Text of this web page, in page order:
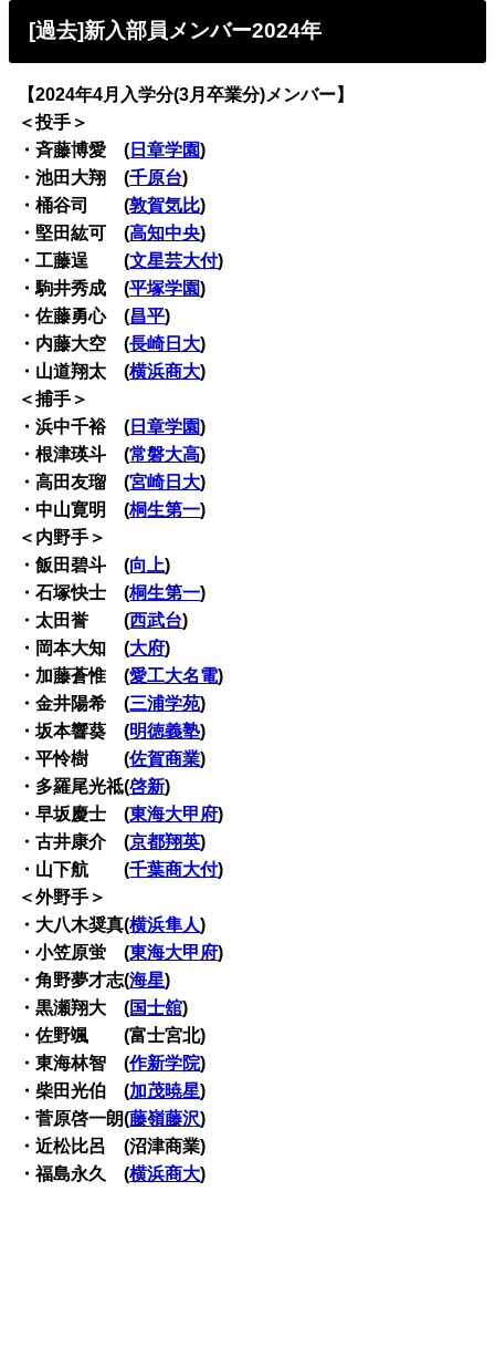
[過去]新入部員メンバー2024年
【2024年4月入学分(3月卒業分)メンバー】
＜投手＞
・斉藤博愛 ( 日章学園)
・池田大翔 (千原台)
・桶谷司 (敦賀気比)
・堅田紘可 (高知中央)
・工藤逞 (文星芸大付)
・駒井秀成 (平塚学園)
・佐藤勇心 (昌平)
・内藤大空 (長崎日大)
・山道翔太 (横浜商大)
＜捕手＞
・浜中千裕 ( 日章学園)
・根津瑛斗 (常磐大高)
・高田友瑠 (宮崎日大)
・中山寛明 (桐生第一)
＜内野手＞
・飯田碧斗 (向上)
・石塚快士 (桐生第一)
・太田誉 (西武台)
・岡本大知 (大府)
・加藤蒼惟 (愛工大名電)
・金井陽希 (三浦学苑)
・坂本響葵 (明徳義塾)
・平怜樹 (佐賀商業)
・多羅尾光祗(啓新)
・早坂慶士 (東海大甲府)
・古井康介 (京都翔英)
・山下航 (千葉商大付)
＜外野手＞
・大八木奨真(横浜隼人)
・小笠原蛍 (東海大甲府)
・角野夢才志(海星)
・黒瀬翔大 (国士舘)
・佐野颯 (富士宮北)
・東海林智 (作新学院)
・柴田光伯 (加茂暁星)
・菅原啓一朗(藤嶺藤沢)
・近松比呂 (沼津商業)
・福島永久 (横浜商大)